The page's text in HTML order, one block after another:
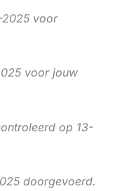
2025 voor
voor jouw
op 13-
doorgevoerd.